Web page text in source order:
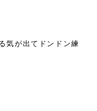
気が出てドンドン練